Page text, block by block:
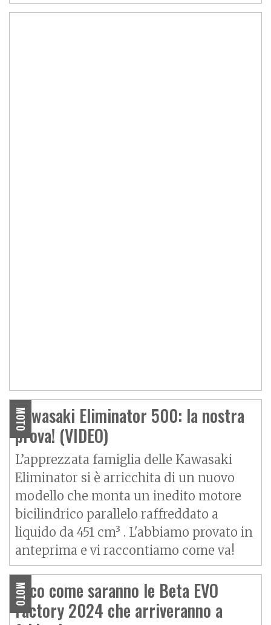
MOTO
Kawasaki Eliminator 500: la nostra
prova! (VIDEO)
L’apprezzata famiglia delle Kawasaki
Eliminator si è arricchita di un nuovo
modello che monta un inedito motore
bicilindrico parallelo raffreddato a
liquido da 451 cm³ . L'abbiamo provato in
anteprima e vi raccontiamo come va!
MOTO
Ecco come saranno le Beta EVO
Factory 2024 che arriveranno a